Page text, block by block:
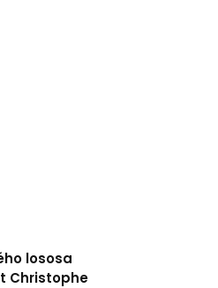
lososa
Christophe